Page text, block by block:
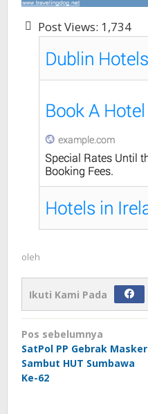
Post Views: 1,734
oleh
Ikuti Kami Pada
Navigasi
pos
Pos sebelumnya
SatPol PP Gebrak Masker
Sambut HUT Sumbawa
Ke-62